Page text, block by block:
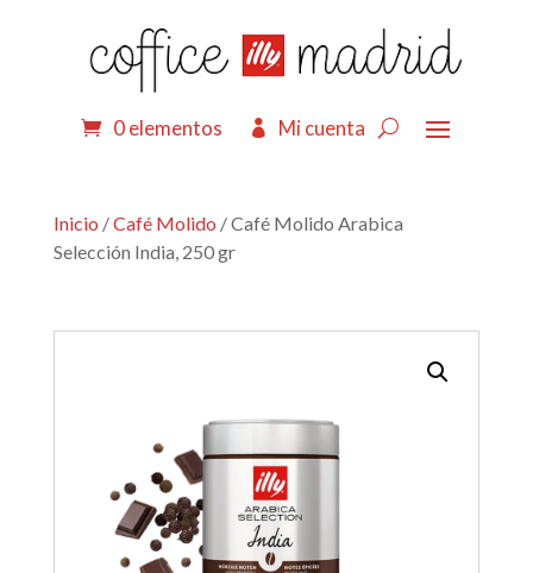
0 elementos Mi cuenta
Inicio /Café Molido / Café Molido Arabica
Selección India, 250 gr